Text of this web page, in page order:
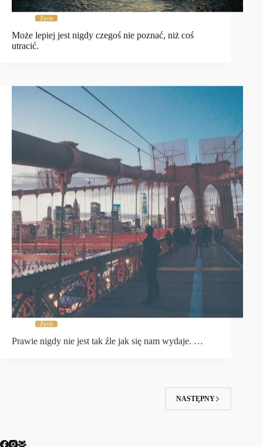
Życie
Może lepiej jest nigdy czegoś nie poznać, niż coś
utracić.
Życie
NASTĘPNY